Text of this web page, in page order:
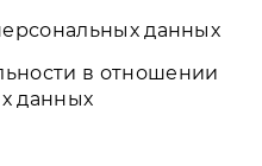
данных
в отношении
данных